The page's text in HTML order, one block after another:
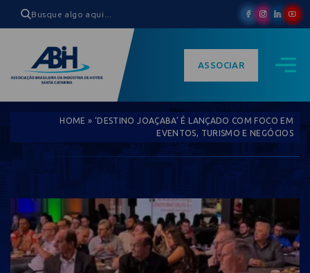
ASSOCIAR
HOME » ‘DESTINO JOAÇABA’ É LANÇADO COM FOCO EM
EVENTOS, TURISMO E NEGÓCIOS